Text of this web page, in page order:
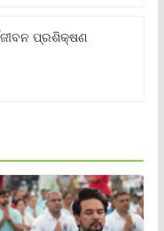
ପ୍ରଶିକ୍ଷଣ